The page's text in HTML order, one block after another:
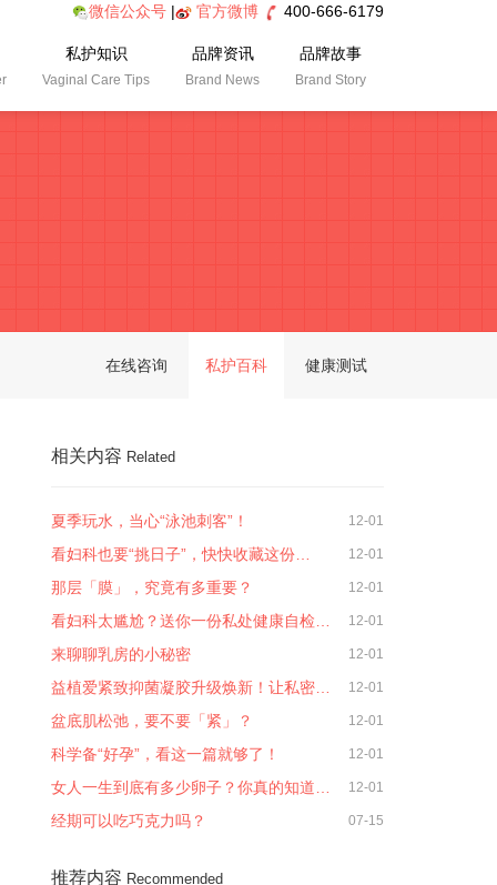
微信公众号 | 官方微博 400-666-6179
私护知识
Vaginal Care Tips
品牌资讯
Brand News
品牌故事
Brand Story
在线咨询 私护百科 健康测试
相关内容 Related
夏季玩水，当心“泳池刺客”！ 12-01
看妇科也要“挑日子”，快快收藏这份… 12-01
那层「膜」，究竟有多重要？ 12-01
看妇科太尴尬？送你一份私处健康自检… 12-01
来聊聊乳房的小秘密 12-01
益植爱紧致抑菌凝胶升级焕新！让私密… 12-01
盆底肌松弛，要不要「紧」？ 12-01
科学备“好孕”，看这一篇就够了！ 12-01
女人一生到底有多少卵子？你真的知道… 12-01
经期可以吃巧克力吗？ 07-15
推荐内容 Recommended